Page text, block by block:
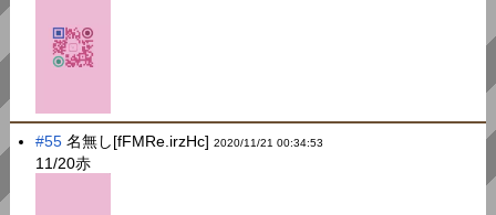
#55 名無し[fFMRe.irzHc]2020/11/21 00:34:53
11/20赤